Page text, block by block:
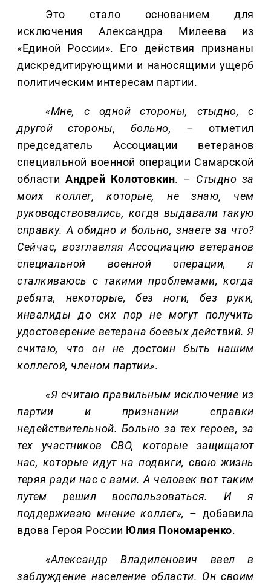
Это стало основанием для
исключения Александра Милеева из
«Единой России». Его действия признаны
дискредитирующими и наносящими ущерб
политическим интересам партии.
«Мне, с одной стороны, стыдно, с
другой стороны, больно,
– отметил
председатель Ассоциации ветеранов
специальной военной операции Самарской
областиАндрей Колотовкин. – Стыдно за
моих коллег, которые, не знаю, чем
руководствовались, когда выдавали такую
справку. А обидно и больно, знаете за что?
Сейчас, возглавляя Ассоциацию ветеранов
специальной военной операции, я
сталкиваюсь с такими проблемами, когда
ребята, некоторые, без ноги, без руки,
инвалиды до сих пор не могут получить
удостоверение ветерана боевых действий. Я
считаю, что он не достоин быть нашим
коллегой, членом партии».
«Я считаюправильным исключение из
партии и признании справки
недействительной. Больно за тех героев, за
тех участников СВО, которые защищают
нас, которые идут на подвиги, свою жизнь
теряя ради нас с вами. А человек вот таким
путем решил воспользоваться. И я
поддерживаю мнение коллег», – добавила
вдова Героя России Юлия Пономаренко.
«АлександрВладиленович ввел в
заблуждение население области. Он своим